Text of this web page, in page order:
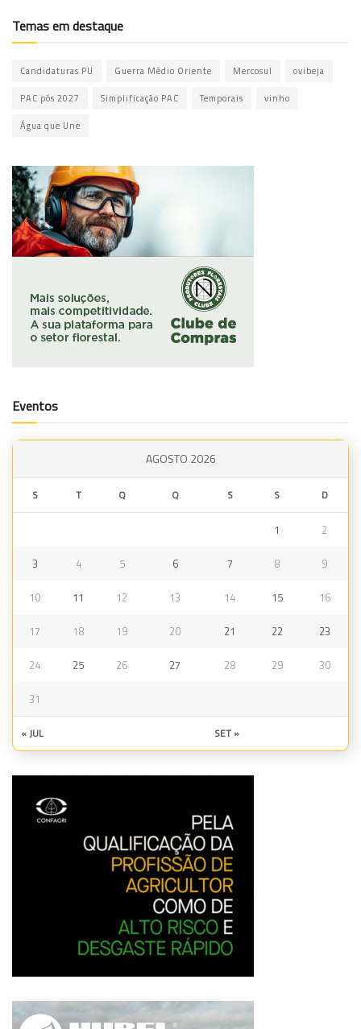
Temas em destaque
Candidaturas PU Guerra Médio Oriente Mercosul ovibeja
PAC pós 2027 Simplificação PAC Temporais vinho
Água que Une
Eventos
AGOSTO 2026
S T Q Q S S D
1 2
3 4 5 6 7 8 9
10 11 12 13 14 15 16
17 18 19 20 21 22 23
24 25 26 27 28 29 30
31
« JUL SET »